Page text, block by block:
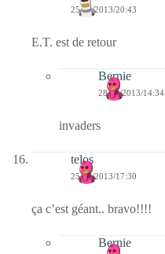
25/06/2013/20:43
E.T. est de retour
Bernie
28/06/2013/14:34
invaders
telos
25/06/2013/17:30
ça c’est géant.. bravo!!!!
Bernie